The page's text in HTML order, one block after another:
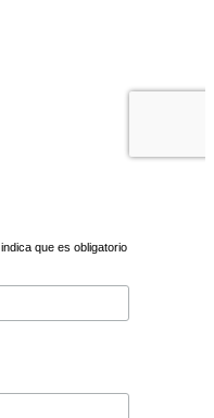
indica que es obligatorio